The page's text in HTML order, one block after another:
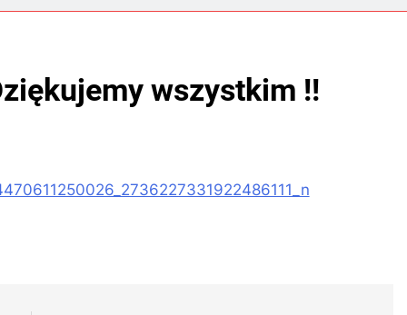
wszystkim !!